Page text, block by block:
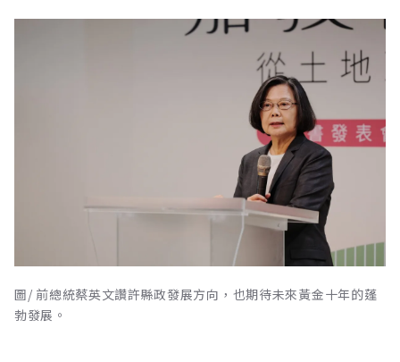
圖/ 前總統蔡英文讚許縣政發展方向，也期待未來黃金十年的蓬
勃發展。